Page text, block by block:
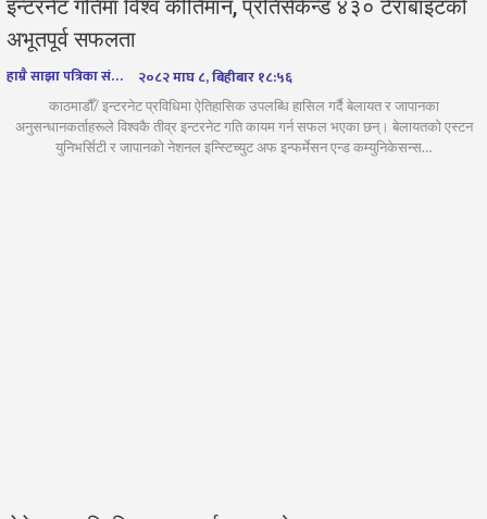
इन्टरनेट गतिमा विश्व कीर्तिमान, प्रतिसेकेन्ड ४३० टेराबाइटको
अभूतपूर्व सफलता
हाम्रै साझा पत्रिका संवाददाता २०८२ माघ ८, बिहीबार १८:५६
काठमाडौँ/ इन्टरनेट प्रविधिमा ऐतिहासिक उपलब्धि हासिल गर्दै बेलायत र जापानका
अनुसन्धानकर्ताहरूले विश्वकै तीव्र इन्टरनेट गति कायम गर्न सफल भएका छन्। बेलायतको एस्टन
युनिभर्सिटी र जापानको नेशनल इन्स्टिच्युट अफ इन्फर्मेसन एन्ड कम्युनिकेसन्स…